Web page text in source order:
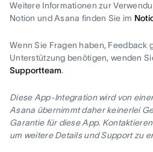
Weitere Informationen zur
Notion und Asana finden Sie im
Wenn Sie Fragen haben, Feedback
Unterstützung benötigen, wenden
Supportteam.
Diese App-Integration wird von
Asana übernimmt daher keinerlei
Garantie für diese App.
um weitere Details und Support zu